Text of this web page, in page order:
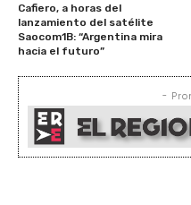
Cafiero, a horas del
lanzamiento del satélite
Saocom1B: “Argentina mira
hacia el futuro”
-